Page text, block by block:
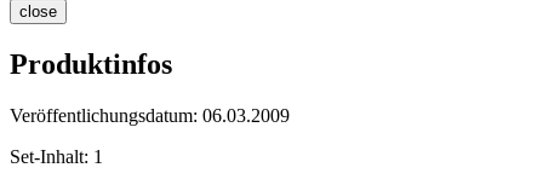
close
Produktinfos
Veröffentlichungsdatum: 06.03.2009
Set-Inhalt: 1